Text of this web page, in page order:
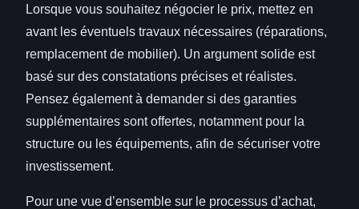
Lorsque vous souhaitez négocier le prix, mettez en
avant les éventuels travaux nécessaires (réparations,
remplacement de mobilier). Un argument solide est
basé sur des constatations précises et réalistes.
Pensez également à demander si des garanties
supplémentaires sont offertes, notamment pour la
structure ou les équipements, afin de sécuriser votre
investissement.
Pour une vue d’ensemble sur le processus d’achat,